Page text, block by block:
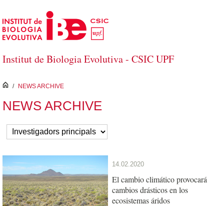
Salta al contingut principal
Institut de Biologia Evolutiva - CSIC UPF
inici
/ NEWS ARCHIVE
NEWS ARCHIVE
14.02.2020
El cambio climático provocará
cambios drásticos en los
ecosistemas áridos